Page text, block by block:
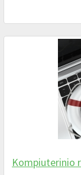
Kompiuterinio